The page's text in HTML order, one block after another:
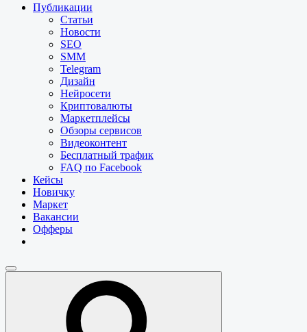
Публикации
Статьи
Новости
SEO
SMM
Telegram
Дизайн
Нейросети
Криптовалюты
Маркетплейсы
Обзоры сервисов
Видеоконтент
Бесплатный трафик
FAQ по Facebook
Кейсы
Новичку
Маркет
Вакансии
Офферы